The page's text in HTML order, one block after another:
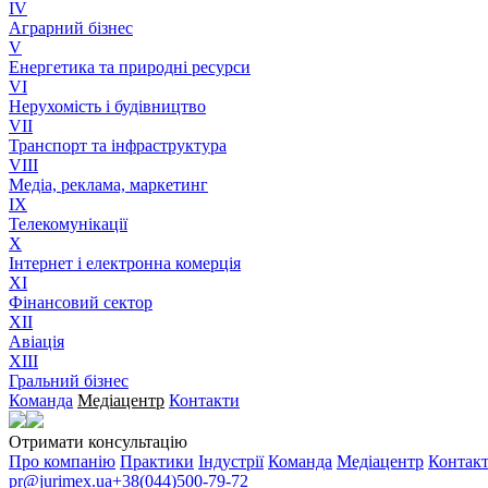
IV
Аграрний бізнес
V
Енергетика та природні ресурси
VI
Нерухомість і будівництво
VII
Транспорт та інфраструктура
VIII
Медіа, реклама, маркетинг
IX
Телекомунікації
X
Інтернет і електронна комерція
XI
Фінансовий сектор
XII
Авіація
XIII
Гральний бізнес
Команда Медіацентр Контакти
Отримати консультацію
Про компанію Практики Індустрії Команда Медіацентр
pr@jurimex.ua+38(044)500-79-72